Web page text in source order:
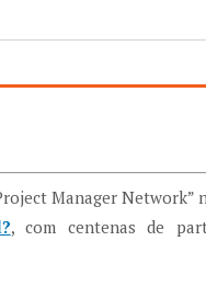
Manager
, com centenas de